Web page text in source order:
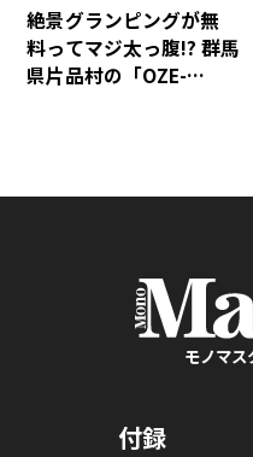
絶景グランピングが無
料ってマジ太っ腹!? 群馬
県片品村の「OZE-
モノマス
付録